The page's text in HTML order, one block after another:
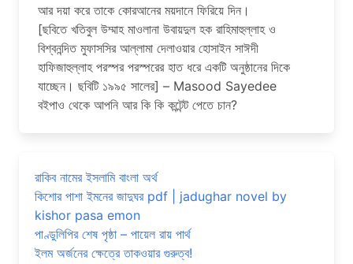
আর দয়া করে তাকে কোরআনের ময়দানে ফিরিয়ে দিন।
[ছবিতে খতিবুল উম্মাহ মাওলানা উবায়দুল হক রাহিমাহুল্লাহ ও
বিশ্বনন্দিত মুফাসসির আল্লামা দেলাওয়ার হোসাইন সাঈদী
হাফিজাহুল্লাহ পরস্পর পরস্পরের হাত ধরে একটি অনুষ্ঠানের দিকে
যাচ্ছেন। ছবিটি ১৯৯৫ সালের] – Masood Sayedee
বইপাও থেকে আপনি আর কি কি কন্টেন্ট পেতে চান?
রাকিব নামের ইসলামি বাংলা অর্থ
কিশোর পাশা ইমনের জাদুঘর pdf | jadughar novel by
kishor pasa emon
পাণ্ডুলিপির শেষ পৃষ্ঠা – পায়েল রায় পার্থ
ইলম অর্জনের ক্ষেত্রে তাকওয়ার গুরুত্ব!